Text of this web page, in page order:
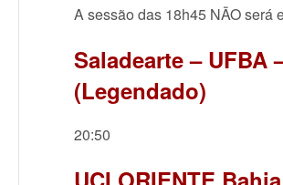
A sessão das 18h45 NÃO será
Saladearte – UFBA
(Legendado)
20:50